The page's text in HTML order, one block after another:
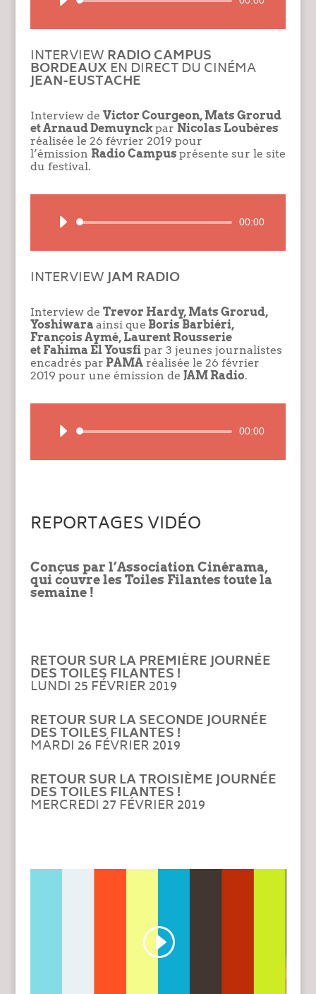
INTERVIEWRADIO CAMPUS
BORDEAUX EN DIRECT DU CINÉMA
JEAN-EUSTACHE
Interview de Victor Courgeon, Mats Grorud
et Arnaud Demuynckpar Nicolas Loubères
réalisée le 26 février 2019 pour
l’émission Radio Campus présente sur le site
du festival.
Lecteur
00:00
INTERVIEWJAM RADIO
Interview de Trevor Hardy, Mats Grorud,
Yoshiwara ainsi que Boris Barbiéri,
François Aymé, Laurent Rousserie
et Fahima El Yousfipar 3 jeunes journalistes
encadrés par PAMAréalisée le 26 février
2019 pour une émission de JAM Radio.
Lecteur
00:00
REPORTAGES VIDÉO
Conçus par l’AssociationCinérama,
qui couvre les Toiles Filantes toute la
semaine !
RETOUR SUR LA PREMIÈRE JOURNÉE
DES TOILES FILANTES !
LUNDI 25 FÉVRIER 2019
RETOUR SUR LA SECONDE JOURNÉE
DES TOILES FILANTES !
MARDI 26 FÉVRIER 2019
RETOUR SUR LA TROISIÈME JOURNÉE
DES TOILES FILANTES !
MERCREDI 27 FÉVRIER 2019